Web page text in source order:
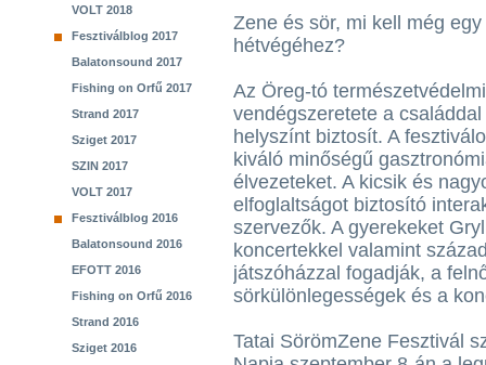
VOLT 2018
Fesztiválblog 2017
Balatonsound 2017
Fishing on Orfű 2017
Strand 2017
Sziget 2017
SZIN 2017
VOLT 2017
Fesztiválblog 2016
Balatonsound 2016
EFOTT 2016
Fishing on Orfű 2016
Strand 2016
Sziget 2016
Zene és sör, mi kell még
hétvégéhez?
Az Öreg-tó
vendégszeretete a
helyszínt biztosít. A
kiváló minőségű
élvezeteket. A kicsik és
elfoglaltságot biztosító
szervezők. A gyerekeket
koncertekkel valamint
játszóházzal fogadják, a
sörkülönlegességek és a
Tatai SörömZene Fesztivál